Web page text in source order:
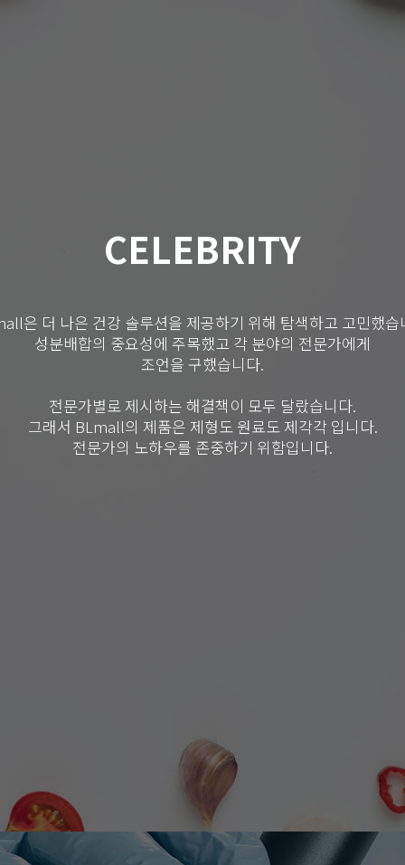
CELEBRITY
은 더 나은 건강 솔루션을 제공하기 위해 탐색하고 고민했습
성분배합의 중요성에 주목했고 각 분야의 전문가에게
조언을 구했습니다.
전문가별로 제시하는 해결책이 모두 달랐습니다.
그래서 BLmall의 제품은 제형도 원료도 제각각 입니다.
전문가의 노하우를 존중하기 위함입니다.